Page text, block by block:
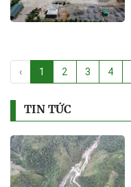
‹ 1 2 3 4
TIN TỨC